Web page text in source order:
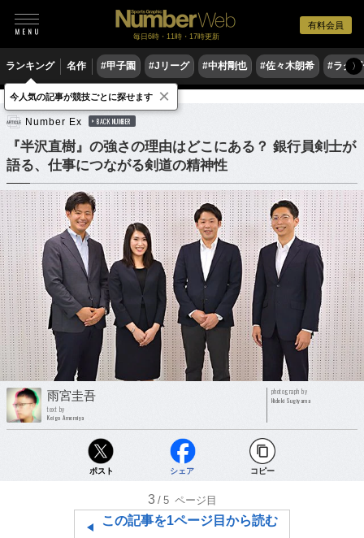
有料会員
毎日6時・11時・17時更新
ランキング 名作 #甲子園 #Jリーグ #中村剛也 #佐々木朗希 #ラグ〉
他競技
Number Ex BACK NUMBER
『半沢直樹』の強さの理由はどこにある？ 銀行員剣士が
語る、仕事につながる剣道の精神性
雨宮圭吾
text by
Keigo Amemiya
photograph by
Hideki Sugiyama
ポスト シェア コピー
3 /5 ページ目
この記事を1ページ目から読む
今人気の記事が競技ごとに探せます ×